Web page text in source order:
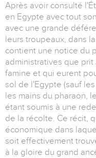
Après avoir consulté
en Egypte avec tout
avec une grande
leurs troupeaux, dans
contient une notice du
administratives que
famine et qui eurent
sol de l'Egypte (sauf
les mains du pharaon,
étant soumis à une
de la récolte. Ce récit,
économique dans
soit effectivement
à la gloire du grand